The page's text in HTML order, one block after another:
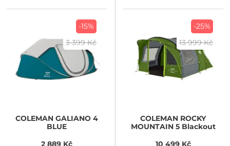
-15%
3 399 Kč
COLEMAN GALIANO 4
BLUE
2 889 Kč
-25%
13 999 Kč
COLEMAN ROCKY
MOUNTAIN 5 Blackout
10 499 Kč